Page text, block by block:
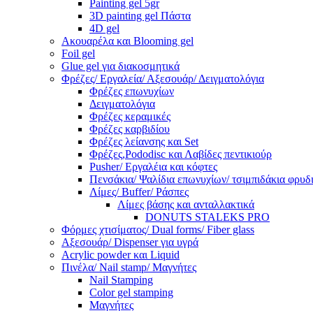
Painting gel 5gr
3D painting gel Πάστα
4D gel
Ακουαρέλα και Blooming gel
Foil gel
Glue gel για διακοσμητικά
Φρέζες/ Εργαλεία/ Αξεσουάρ/ Δειγματολόγια
Φρέζες επωνυχίων
Δειγματολόγια
Φρέζες κεραμικές
Φρέζες καρβιδίου
Φρέζες λείανσης και Set
Φρέζες,Pododisc και Λαβίδες πεντικιούρ
Pusher/ Εργαλέια και κόφτες
Πενσάκια/ Ψαλίδια επωνυχίων/ τσιμπιδάκια
Λίμες/ Buffer/ Ράσπες
Λίμες βάσης και ανταλλακτικά
DONUTS STALEKS PRO
Φόρμες χτισίματος/ Dual forms/ Fiber glass
Αξεσουάρ/ Dispenser για υγρά
Acrylic powder και Liquid
Πινέλα/ Nail stamp/ Μαγνήτες
Nail Stamping
Color gel stamping
Μαγνήτες